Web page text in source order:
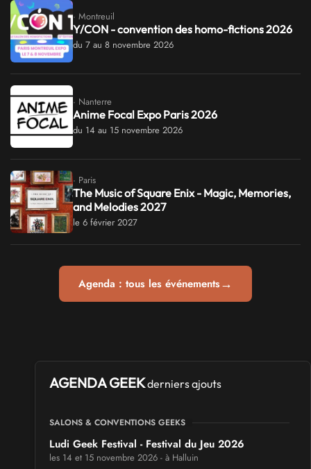
· Montreuil
Y/CON - convention des homo-fictions 2026
du 7 au 8 novembre 2026
· Nanterre
Anime Focal Expo Paris 2026
du 14 au 15 novembre 2026
· Paris
The Music of Square Enix - Magic, Memories,
and Melodies 2027
le 6 février 2027
Agenda : tous les événements→
AGENDA GEEKderniers ajouts
SALONS & CONVENTIONS GEEKS
Ludi Geek Festival - Festival du Jeu 2026
les 14 et 15 novembre 2026 - à Halluin